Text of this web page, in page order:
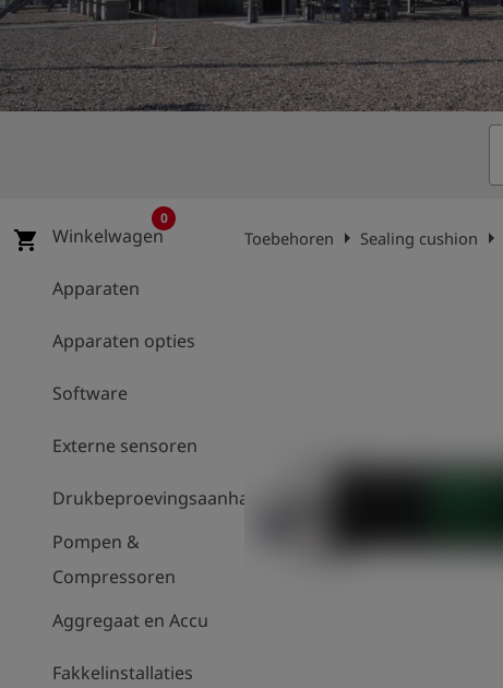
shieldRegistratie
shopping_cart Winkelwagen
0
Apparaten
Apparaten opties
Software
Externe sensoren
Drukbeproevingsaanhanger
Pompen &
Compressoren
Aggregaat en Accu
Fakkelinstallaties
Toebehoren arrow_right Sealing cushion arrow_right